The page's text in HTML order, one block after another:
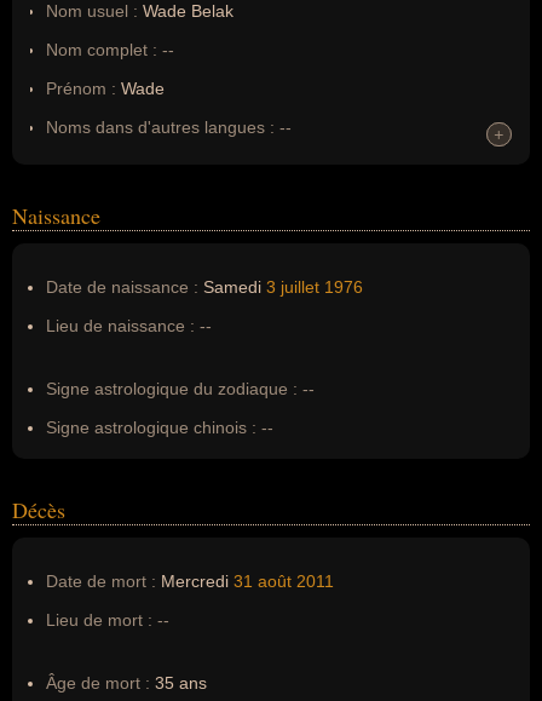
Nom usuel : Wade Belak
Nom complet : --
Prénom : Wade
Noms dans d'autres langues : --
Nom de famille :Belak
+
+
Naissance
Date de naissance : Samedi 3 juillet 1976
Lieu de naissance : --
Signe astrologique du zodiaque : --
Signe astrologique chinois : --
Décès
Date de mort : Mercredi 31 août 2011
Lieu de mort : --
Âge de mort : 35 ans